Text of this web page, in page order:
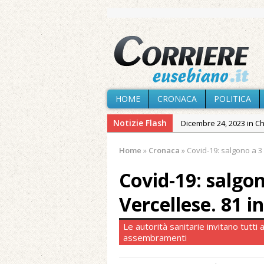
HOME CRONACA POLITICA
Notizie Flash Dicembre 24, 2023 in
Agosto 6, 2026 in
Agosto 6, 2026 in
Agosto 5, 2026 in
Agosto 4, 2026 in Chiesa:
Agosto 3, 2026 in
Maggio 11, 2024 in
Home » Cronaca » Covid-19: salgono a
Covid-19:
Vercellese. 81
Le autorità sanitarie invitano tutti
assembramenti